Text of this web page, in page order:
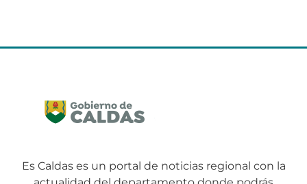
Es Caldas es un portal de noticias regional con la